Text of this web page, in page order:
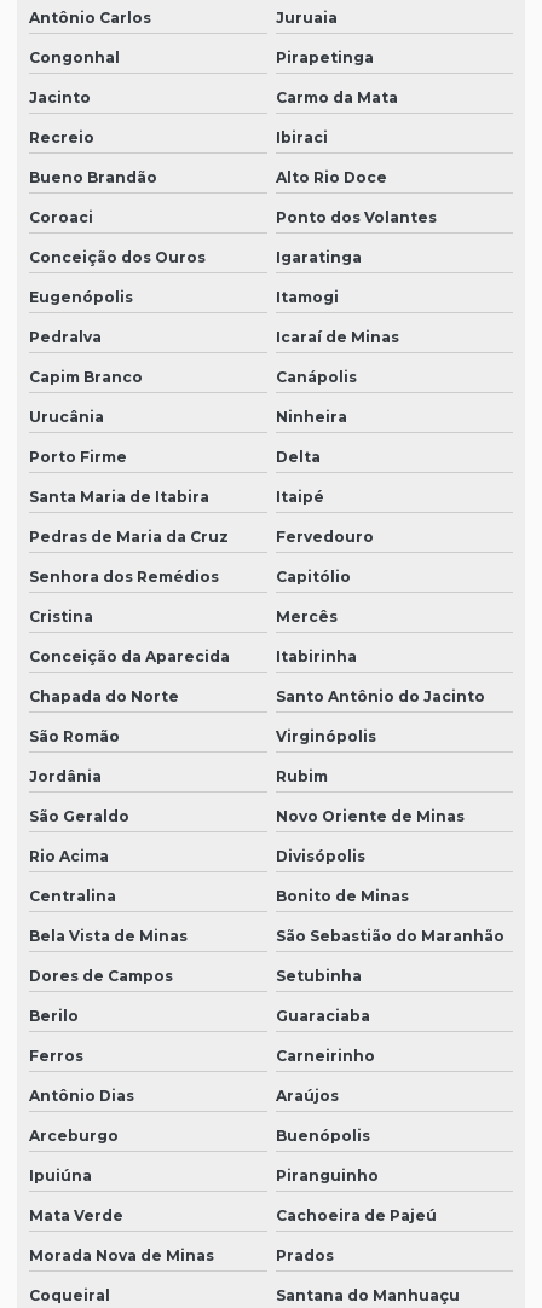
Antônio Carlos Juruaia
Congonhal Pirapetinga
Jacinto Carmo da Mata
Recreio Ibiraci
Bueno Brandão Alto Rio Doce
Coroaci Ponto dos Volantes
Conceição dos Ouros Igaratinga
Eugenópolis Itamogi
Pedralva Icaraí de Minas
Capim Branco Canápolis
Urucânia Ninheira
Porto Firme Delta
Santa Maria de Itabira Itaipé
Pedras de Maria da Cruz Fervedouro
Senhora dos Remédios Capitólio
Cristina Mercês
Conceição da Aparecida Itabirinha
Chapada do Norte Santo Antônio do Jacinto
São Romão Virginópolis
Jordânia Rubim
São Geraldo Novo Oriente de Minas
Rio Acima Divisópolis
Centralina Bonito de Minas
Bela Vista de Minas São Sebastião do Maranhão
Dores de Campos Setubinha
Berilo Guaraciaba
Ferros Carneirinho
Antônio Dias Araújos
Arceburgo Buenópolis
Ipuiúna Piranguinho
Mata Verde Cachoeira de Pajeú
Morada Nova de Minas Prados
Coqueiral Santana do Manhuaçu